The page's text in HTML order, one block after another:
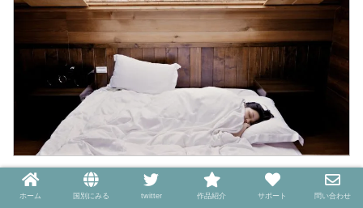
ブルガリアの宿泊費は安い です。
ホーム 国別にみる twitter 作品紹介 サポート 問い合わせ